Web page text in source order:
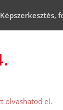
Képszerkesztés,
olvashatod el.